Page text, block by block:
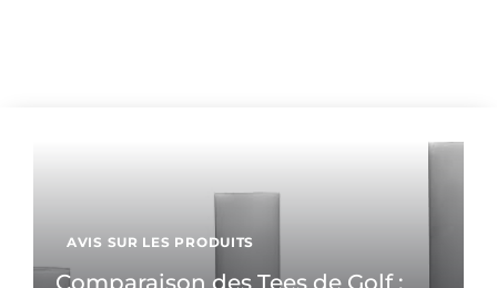
AVIS SUR LES PRODUITS